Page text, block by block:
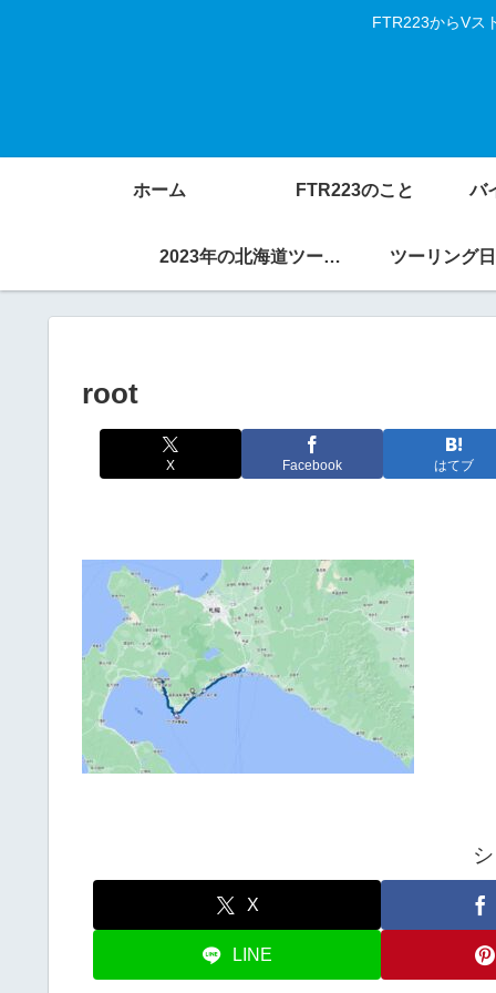
FTR223からVス
ホーム FTR223のこと バ
2023年の北海道ツーリング ツーリング
root
X Facebook はてブ
X
LINE